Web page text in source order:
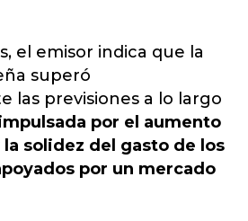
el emisor indica que la
superó
las previsiones a lo largo
por el aumento
solidez del gasto de los
por un mercado